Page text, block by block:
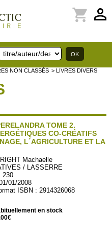
perm_identity
shopping_cart
NON CLASSÉS > LIVRES DIVERS
TOME 2.
CO-CRÉATIFS
L´AGRICULTURE ET LA
Machaelle
/ LASSERRE
230
01/2008
ISBN : 2914326068
en stock